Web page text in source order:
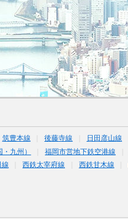
筑豊本線 後藤寺線 日田彦山線
九州） 福岡市営地下鉄空港線
線 西鉄太宰府線 西鉄甘木線